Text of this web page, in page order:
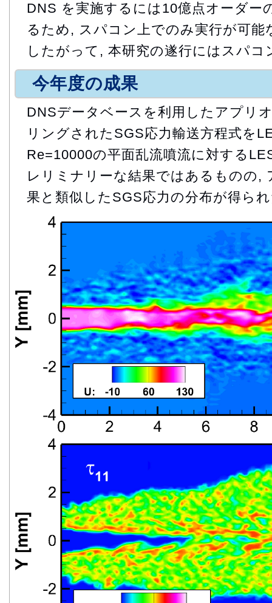
DNS を実施するには10億点オーダー
るため, スパコン上でのみ実行が可能
したがって, 本研究の遂行にはスパコ
今年度の成果
DNSデータベースを利用したアプリ
リングされたSGS応力輸送方程式を
Re=10000の平面乱流噴流に対する
レリミナリーな結果ではあるものの,
果と類似したSGS応力の分布が得ら